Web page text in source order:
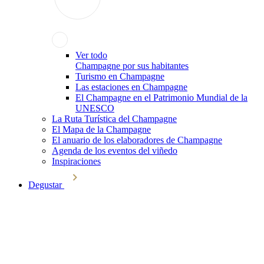
Ver todo
Champagne por sus habitantes
Turismo en Champagne
Las estaciones en Champagne
El Champagne en el Patrimonio Mundial de la
UNESCO
La Ruta Turística del Champagne
El Mapa de la Champagne
El anuario de los elaboradores de Champagne
Agenda de los eventos del viñedo
Inspiraciones
Degustar